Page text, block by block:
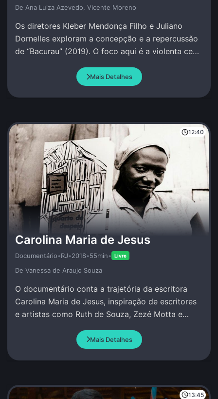
De Ana Luiza Azevedo, Vicente Moreno
Os diretores Kleber Mendonça Filho e Juliano
Dornelles exploram a concepção e a repercussão
de “Bacurau” (2019). O foco aqui é a violenta cena
Mais Detalhes
12:40
Carolina Maria de Jesus
Documentário•RJ•2018•55min• Livre
De Vanessa de Araujo Souza
O documentário conta a trajetória da escritora
Carolina Maria de Jesus, inspiração de escritores
e artistas como Ruth de Souza, Zezé Motta e
Mais Detalhes
13:45